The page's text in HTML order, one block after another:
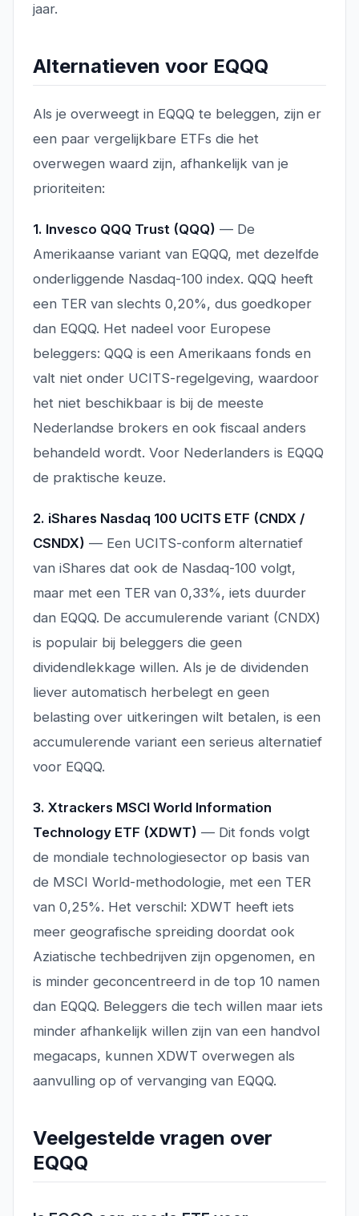
jaar.
Alternatieven voor EQQQ
Als je overweegt in EQQQ te beleggen, zijn er
een paar vergelijkbare ETFs die het
overwegen waard zijn, afhankelijk van je
prioriteiten:
1. Invesco QQQ Trust (QQQ) — De
Amerikaanse variant van EQQQ, met dezelfde
onderliggende Nasdaq-100 index. QQQ heeft
een TER van slechts 0,20%, dus goedkoper
dan EQQQ. Het nadeel voor Europese
beleggers: QQQ is een Amerikaans fonds en
valt niet onder UCITS-regelgeving, waardoor
het niet beschikbaar is bij de meeste
Nederlandse brokers en ook fiscaal anders
behandeld wordt. Voor Nederlanders is EQQQ
de praktische keuze.
2. iShares Nasdaq 100 UCITS ETF (CNDX /
CSNDX) — Een UCITS-conform alternatief
van iShares dat ook de Nasdaq-100 volgt,
maar met een TER van 0,33%, iets duurder
dan EQQQ. De accumulerende variant (CNDX)
is populair bij beleggers die geen
dividendlekkage willen. Als je de dividenden
liever automatisch herbelegt en geen
belasting over uitkeringen wilt betalen, is een
accumulerende variant een serieus alternatief
voor EQQQ.
3. Xtrackers MSCI World Information
Technology ETF (XDWT) — Dit fonds volgt
de mondiale technologiesector op basis van
de MSCI World-methodologie, met een TER
van 0,25%. Het verschil: XDWT heeft iets
meer geografische spreiding doordat ook
Aziatische techbedrijven zijn opgenomen, en
is minder geconcentreerd in de top 10 namen
dan EQQQ. Beleggers die tech willen maar iets
minder afhankelijk willen zijn van een handvol
megacaps, kunnen XDWT overwegen als
aanvulling op of vervanging van EQQQ.
Veelgestelde vragen over
EQQQ